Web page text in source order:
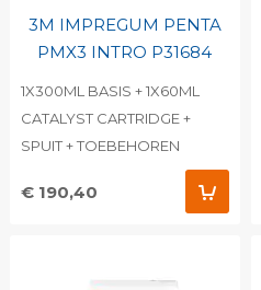
3M IMPREGUM PENTA
PMX3 INTRO P31684
1X300ML BASIS + 1X60ML
CATALYST CARTRIDGE +
SPUIT + TOEBEHOREN
€ 190,40